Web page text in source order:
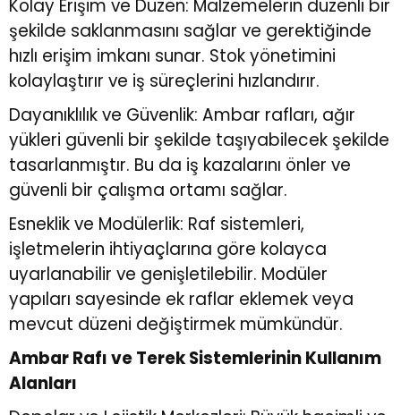
Kolay Erişim ve Düzen: Malzemelerin düzenli bir
şekilde saklanmasını sağlar ve gerektiğinde
hızlı erişim imkanı sunar. Stok yönetimini
kolaylaştırır ve iş süreçlerini hızlandırır.
Dayanıklılık ve Güvenlik: Ambar rafları, ağır
yükleri güvenli bir şekilde taşıyabilecek şekilde
tasarlanmıştır. Bu da iş kazalarını önler ve
güvenli bir çalışma ortamı sağlar.
Esneklik ve Modülerlik: Raf sistemleri,
işletmelerin ihtiyaçlarına göre kolayca
uyarlanabilir ve genişletilebilir. Modüler
yapıları sayesinde ek raflar eklemek veya
mevcut düzeni değiştirmek mümkündür.
Ambar Rafı ve Terek Sistemlerinin Kullanım
Alanları